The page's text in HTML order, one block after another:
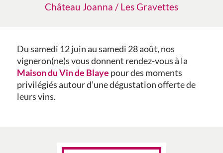
Château Joanna / Les Gravettes
Du samedi 12 juin au samedi 28 août, nos
vigneron(ne)s vous donnent rendez-vous à la
Maison du Vin de Blaye pour des moments
privilégiés autour d’une dégustation offerte de
leurs vins.